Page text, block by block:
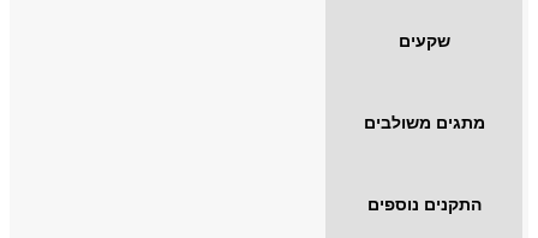
שקעים
מתגים משולבים
התקנים נוספים